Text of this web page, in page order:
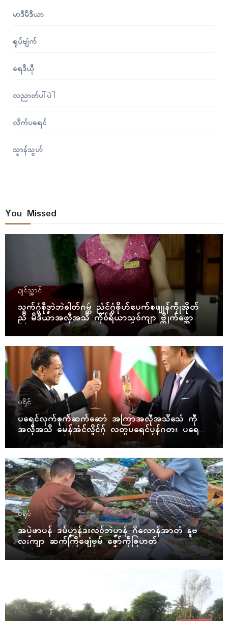
မာဒဳမဳဒဳယာ
ရုပ်ဗျံက်
ရေဒဳယဵု
လညာတ်ပါ်ပဲါ
လိက်ပရေၚ်
သၟာန်သွဟ်
You Missed
ဍုၚ်သ္အာၚ်
သွက်ဂွံစဵုဒၞာဲဘဲဓါတ်ဂမ္တဴ ညံၚ်ဂွံၜိုဟ်ပေက်စဖျုန်ကၠဵုအိုတ်
ညိ မဳဒဳယာအလဵုအသဳ ကိုဝ်ရဳယာသၟဝ်ကျာ ဗ္တိုက်ဖ္အော
ပရိုၚ်
ပရေၚ်လုက်စုက်ဆက်ဆောံ အကြာအလဵုအသဳသေံ ကဵု
အလဵုအသဳ မေန်အံၚ်လှိုၚ်ဂှ် လတူပရေၚ်ပၠန်ဂတး ပရေၚ်ဇီု
ကပိုက် နွံကၠုၚ်မာန်ဟာ
ပရိုၚ်
အပ္ဍဲဖာပန် ဒပ်ပၞာန်ဒးလဝ်ဘဲပၞာန် ဂိလောန်အာတံ နူဗ
လးကျာ ဆက်ကြဳဖျေံဗုမ် ဇၞော်ကဵုဇြဟတ်